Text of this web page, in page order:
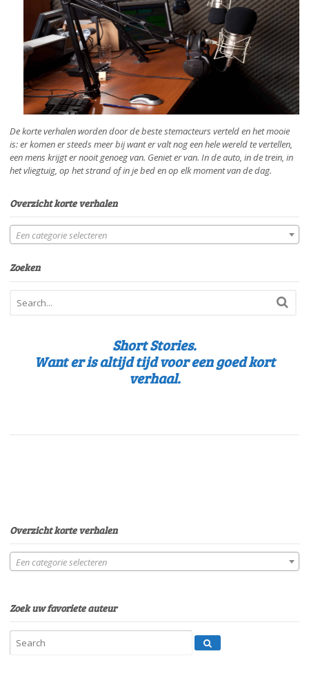
De korte verhalen worden door de beste stemacteurs verteld en het mooie
is: er komen er steeds meer bij want er valt nog een hele wereld te vertellen,
een mens krijgt er nooit genoeg van. Geniet er van. In de auto, in de trein, in
het vliegtuig, op het strand of in je bed en op elk moment van de dag.
Overzicht korte verhalen
Een categorie selecteren
Zoeken
Short Stories.
Want er is altijd tijd voor een goed kort
verhaal.
Overzicht korte verhalen
Een categorie selecteren
Zoek uw favoriete auteur